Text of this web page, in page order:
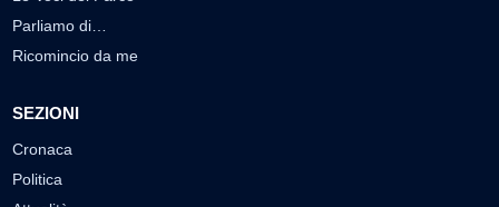
Parliamo di…
Ricomincio da me
SEZIONI
Cronaca
Politica